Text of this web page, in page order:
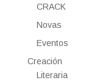
CRACK
Novas
Eventos
Creación
Literaria